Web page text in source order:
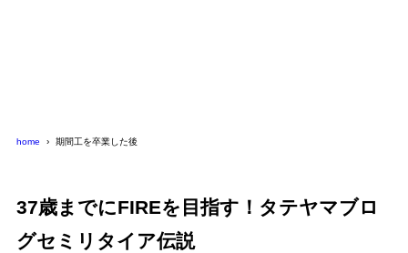
home 期間工を卒業した後
37歳までにFIREを目指す！タテヤマブロ
グセミリタイア伝説